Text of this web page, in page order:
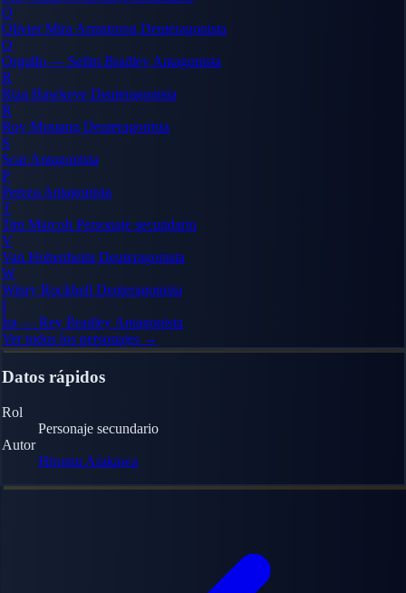
O
Olivier Mira Armstrong Deuteragonista
O
Orgullo — Selim Bradley Antagonista
R
Riza Hawkeye Deuteragonista
R
Roy Mustang Deuteragonista
S
ScarAntagonista
P
Pereza Antagonista
T
Tim Marcoh Personaje secundario
V
Van Hohenheim Deuteragonista
W
Winry Rockbell Deuteragonista
I
Ira — Rey Bradley Antagonista
Ver todos los personajes →
Datos rápidos
Rol
Personaje secundario
Autor
Hiromu Arakawa